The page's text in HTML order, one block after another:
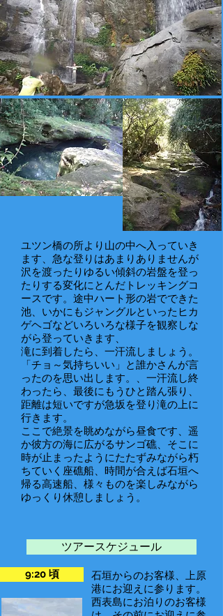
ユツン橋の所より山の中へ入っていき
ます、急な登りはあまりありませんが
沢を渡ったりゆるい傾斜の岩盤を登っ
たりする変化にとんだトレッキングコ
ースです。途中ハート形の岩でできた
池、いかにもジャングルといったヒカ
ゲヘゴなどいろいろな様子を観察しな
がら登っていきます、
滝に到着したら、一汗流しましょう。
「チョ～気持ちいい」と誰かさんが言
ったのを思い出します。、一汗流し終
わったら、最後にもうひと踏ん張り、
距離は短いですが急坂を登り滝の上に
行きます。
ここで絶景を眺めながら昼食です、遥
か彼方の海に広がるサンゴ礁、そこに
時が止まったようにたたずみながら朽
ちていく座礁船、時間が合えば石垣へ
帰る高速船、様々ものを楽しみながら
ゆっくり休憩しましょう。
ツアースケジュール
9:20 頃
石垣からのお客様、上原
港にお迎えに参ります。
西表島にお泊りのお客様